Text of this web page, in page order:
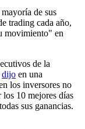
de sus
trading cada año,
movimiento" en
de la
dijo en una
los inversores no
los 10 mejores días
sus ganancias.